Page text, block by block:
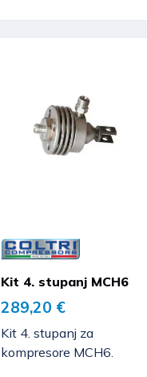
Kit 4. stupanj MCH6
289,20 €
Kit 4. stupanj za
kompresore MCH6.